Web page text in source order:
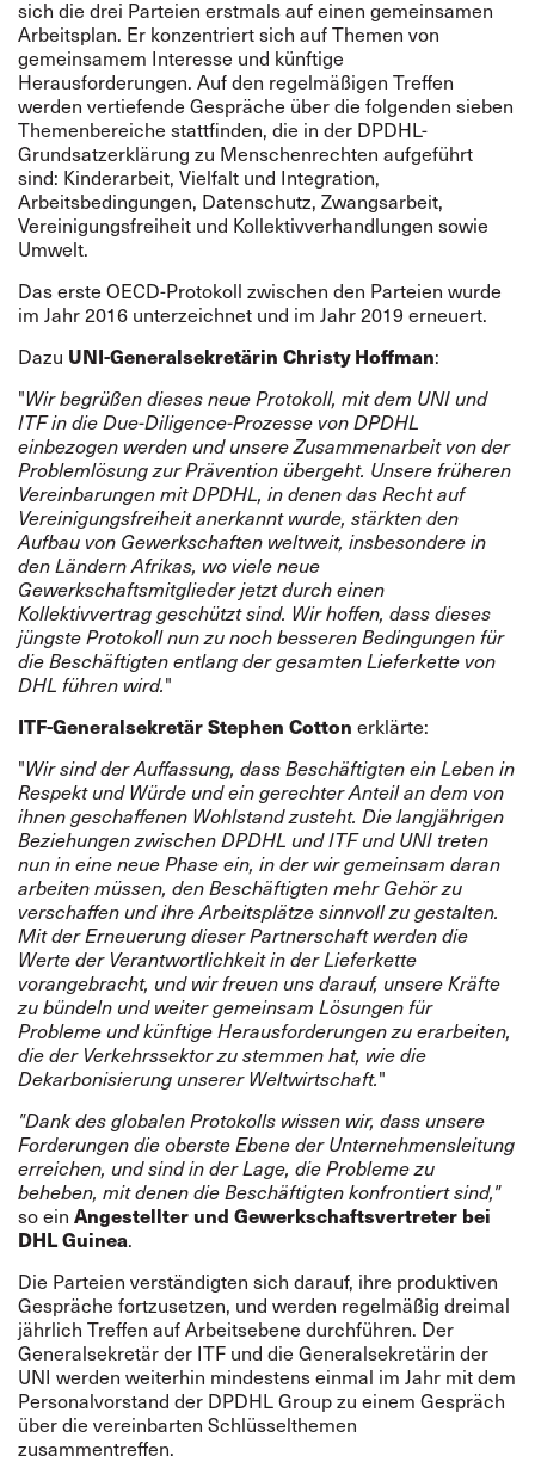
sich die drei Parteien erstmals auf einen gemeinsamen
Arbeitsplan. Er konzentriert sich auf Themen von
gemeinsamem Interesse und künftige
Herausforderungen. Auf den regelmäßigen Treffen
werden vertiefende Gespräche über die folgenden sieben
Themenbereiche stattfinden, die in der DPDHL-
Grundsatzerklärung zu Menschenrechten aufgeführt
sind: Kinderarbeit, Vielfalt und Integration,
Arbeitsbedingungen, Datenschutz, Zwangsarbeit,
Vereinigungsfreiheit und Kollektivverhandlungen sowie
Umwelt.
Das erste OECD-Protokoll zwischen den Parteien wurde
im Jahr 2016 unterzeichnet und im Jahr 2019 erneuert.
Dazu UNI-Generalsekretärin Christy Hoffman:
"Wir begrüßen dieses neue Protokoll, mit dem UNI und
ITF in die Due-Diligence-Prozesse von DPDHL
einbezogen werden und unsere Zusammenarbeit von der
Problemlösung zur Prävention übergeht. Unsere früheren
Vereinbarungen mit DPDHL, in denen das Recht auf
Vereinigungsfreiheit anerkannt wurde, stärkten den
Aufbau von Gewerkschaften weltweit, insbesondere in
den Ländern Afrikas, wo viele neue
Gewerkschaftsmitglieder jetzt durch einen
Kollektivvertrag geschützt sind. Wir hoffen, dass dieses
jüngste Protokoll nun zu noch besseren Bedingungen für
die Beschäftigten entlang der gesamten Lieferkette von
DHL führen wird."
ITF-Generalsekretär Stephen Cotton erklärte:
"Wir sind der Auffassung, dass Beschäftigten ein Leben in
Respekt und Würde und ein gerechter Anteil an dem von
ihnen geschaffenen Wohlstand zusteht. Die langjährigen
Beziehungen zwischen DPDHL und ITF und UNI treten
nun in eine neue Phase ein, in der wir gemeinsam daran
arbeiten müssen, den Beschäftigten mehr Gehör zu
verschaffen und ihre Arbeitsplätze sinnvoll zu gestalten.
Mit der Erneuerung dieser Partnerschaft werden die
Werte der Verantwortlichkeit in der Lieferkette
vorangebracht, und wir freuen uns darauf, unsere Kräfte
zu bündeln und weiter gemeinsam Lösungen für
Probleme und künftige Herausforderungen zu erarbeiten,
die der Verkehrssektor zu stemmen hat, wie die
Dekarbonisierung unserer Weltwirtschaft."
"Dank des globalen Protokolls wissen wir, dass unsere
Forderungen die oberste Ebene der Unternehmensleitung
erreichen, und sind in der Lage, die Probleme zu
beheben, mit denen die Beschäftigten konfrontiert sind,"
so ein Angestellter und Gewerkschaftsvertreter bei
DHL Guinea.
Die Parteien verständigten sich darauf, ihre produktiven
Gespräche fortzusetzen, und werden regelmäßig dreimal
jährlich Treffen auf Arbeitsebene durchführen. Der
Generalsekretär der ITF und die Generalsekretärin der
UNI werden weiterhin mindestens einmal im Jahr mit dem
Personalvorstand der DPDHL Group zu einem Gespräch
über die vereinbarten Schlüsselthemen
zusammentreffen.